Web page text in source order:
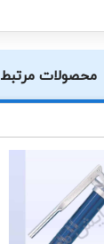
محصولات مرتبط